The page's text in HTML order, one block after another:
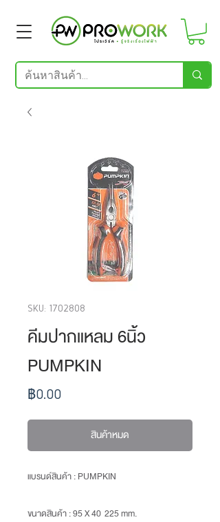
SKU: 1702808
คีมปากแหลม 6นิ้ว
PUMPKIN
฿0.00ราคา
สินค้าหมด
แบรนด์สินค้า : PUMPKIN
ขนาดสินค้า: 95 X 40 225 mm.